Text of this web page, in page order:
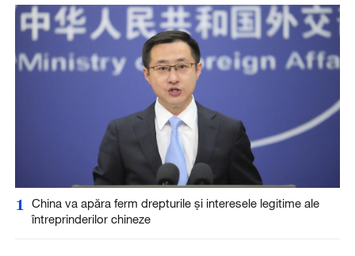
1
China va apăra ferm drepturile și interesele legitime ale
întreprinderilor chineze